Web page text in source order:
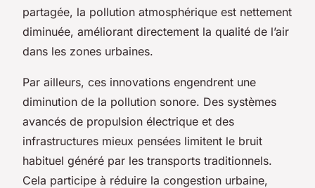
partagée, la pollution atmosphérique est nettement
diminuée, améliorant directement la qualité de l’air
dans les zones urbaines.
Par ailleurs, ces innovations engendrent une
diminution de la pollution sonore. Des systèmes
avancés de propulsion électrique et des
infrastructures mieux pensées limitent le bruit
habituel généré par les transports traditionnels.
Cela participe à réduire la congestion urbaine,